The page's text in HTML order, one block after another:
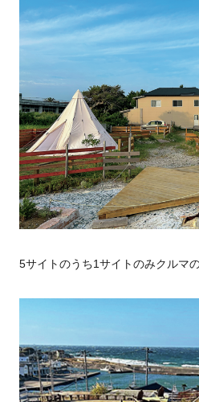
5サイトのうち1サイトのみクルマ